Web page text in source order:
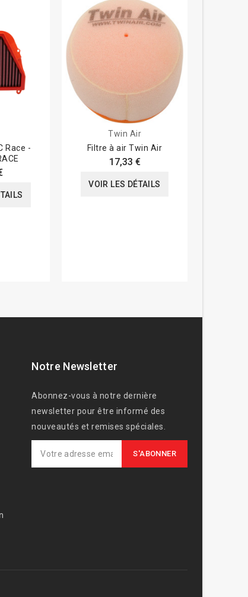
Race -
Twin Air
Filtre à air Twin Air
17,33 €
VOIR LES DÉTAILS
Notre Newsletter
Abonnez-vous à notre dernière
newsletter pour être informé des
nouveautés et remises spéciales.